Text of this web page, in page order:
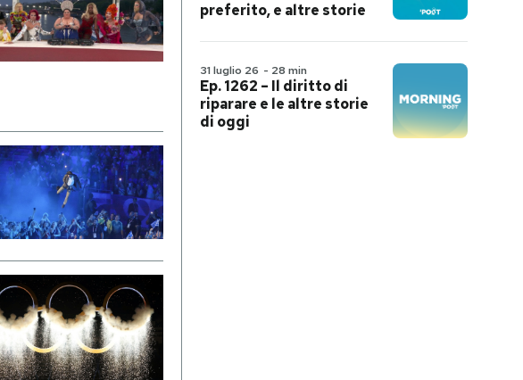
preferito, e altre storie
31 luglio 26 - 28 min
Ep. 1262 – Il diritto di
riparare e le altre storie
di oggi